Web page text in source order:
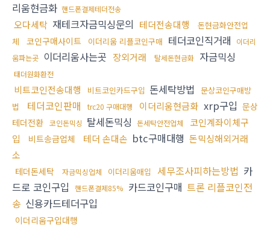
리움현금화 핸드폰결제테더전송
오다세탁 재테크자금믹싱문의 테더전송대행
돈현금화안전업
체
코인구매사이트 이더리움 리플코인구매 테더코인직거래
이더리
움파는곳 이더리움사는곳 장외거래 탈세돈현금화 자금믹싱
태더원화환전
비트코인전송대행 비트코인카드구입 돈세탁방법
문상코인구매방
법
테더코인판매 trc20 구매대행 이더리움현금화 xrp구입 문상
테더전환 코인돈믹싱 탈세돈믹싱 돈세탁안전업체
코인계좌이체구
입
비트송금업체 테더 손대손 btc구매대행 돈믹싱해외거래
소
테더돈세탁 자금믹싱업체 이더리움매입 세무조사피하는방법 카
드로 코인구입
핸드폰결제85% 카드코인구매 트론 리플코인전
송 신용카드테더구입
이더리움구입대행